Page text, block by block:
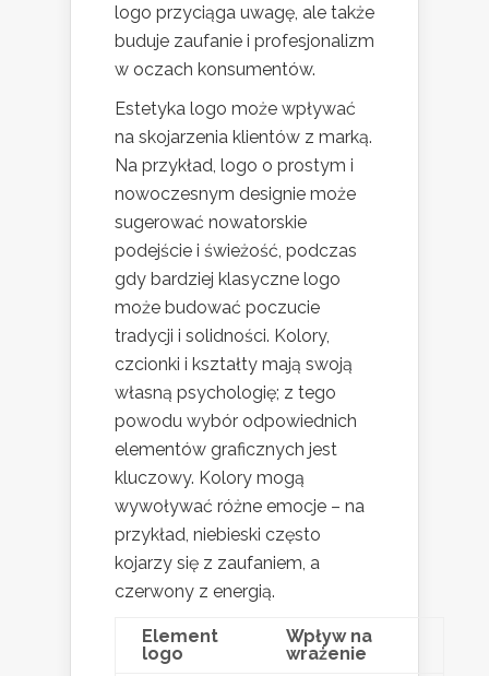
logo przyciąga uwagę, ale także
buduje zaufanie i profesjonalizm
w oczach konsumentów.
Estetyka logo może wpływać
na skojarzenia klientów z marką.
Na przykład, logo o prostym i
nowoczesnym designie może
sugerować nowatorskie
podejście i świeżość, podczas
gdy bardziej klasyczne logo
może budować poczucie
tradycji i solidności. Kolory,
czcionki i kształty mają swoją
własną psychologię; z tego
powodu wybór odpowiednich
elementów graficznych jest
kluczowy. Kolory mogą
wywoływać różne emocje – na
przykład, niebieski często
kojarzy się z zaufaniem, a
czerwony z energią.
Element
logo
Wpływ na
wrażenie